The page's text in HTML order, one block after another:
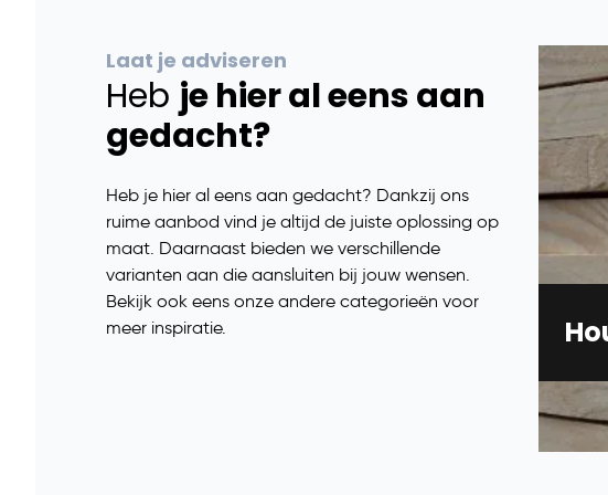
Laat je adviseren
Heb je hier al eens aan
gedacht?
Heb je hier al eens aan gedacht? Dankzij ons
ruime aanbod vind je altijd de juiste oplossing op
maat. Daarnaast bieden we verschillende
varianten aan die aansluiten bij jouw wensen.
Bekijk ook eens onze andere categorieën voor
meer inspiratie.